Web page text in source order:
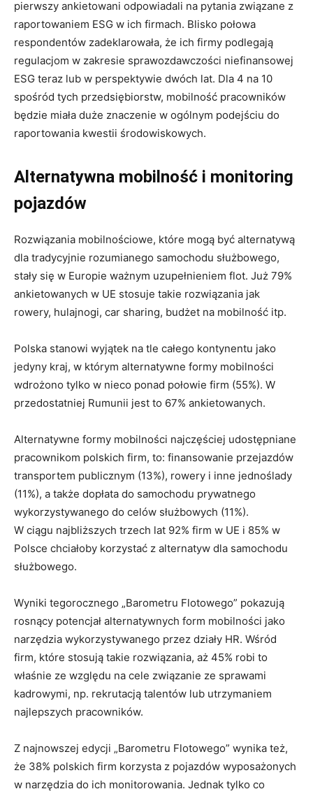
pierwszy ankietowani odpowiadali na pytania związane z
raportowaniem ESG w ich firmach. Blisko połowa
respondentów zadeklarowała, że ich firmy podlegają
regulacjom w zakresie sprawozdawczości niefinansowej
ESG teraz lub w perspektywie dwóch lat. Dla 4 na 10
spośród tych przedsiębiorstw, mobilność pracowników
będzie miała duże znaczenie w ogólnym podejściu do
raportowania kwestii środowiskowych.
Alternatywna mobilność i monitoring
pojazdów
Rozwiązania mobilnościowe, które mogą być alternatywą
dla tradycyjnie rozumianego samochodu służbowego,
stały się w Europie ważnym uzupełnieniem flot. Już 79%
ankietowanych w UE stosuje takie rozwiązania jak
rowery, hulajnogi, car sharing, budżet na mobilność itp.
Polska stanowi wyjątek na tle całego kontynentu jako
jedyny kraj, w którym alternatywne formy mobilności
wdrożono tylko w nieco ponad połowie firm (55%). W
przedostatniej Rumunii jest to 67% ankietowanych.
Alternatywne formy mobilności najczęściej udostępniane
pracownikom polskich firm, to: finansowanie przejazdów
transportem publicznym (13%), rowery i inne jednoślady
(11%), a także dopłata do samochodu prywatnego
wykorzystywanego do celów służbowych (11%).
W ciągu najbliższych trzech lat 92% firm w UE i 85% w
Polsce chciałoby korzystać z alternatyw dla samochodu
służbowego.
Wyniki tegorocznego „Barometru Flotowego” pokazują
rosnący potencjał alternatywnych form mobilności jako
narzędzia wykorzystywanego przez działy HR. Wśród
firm, które stosują takie rozwiązania, aż 45% robi to
właśnie ze względu na cele związanie ze sprawami
kadrowymi, np. rekrutacją talentów lub utrzymaniem
najlepszych pracowników.
Z najnowszej edycji „Barometru Flotowego” wynika też,
że 38% polskich firm korzysta z pojazdów wyposażonych
w narzędzia do ich monitorowania. Jednak tylko co